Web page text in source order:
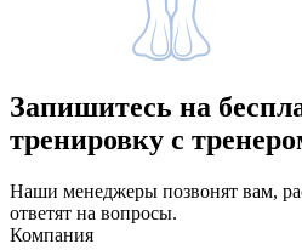
Запишитесь на
тренировку с
Наши менеджеры позвонят вам,
ответят на вопросы.
Компания